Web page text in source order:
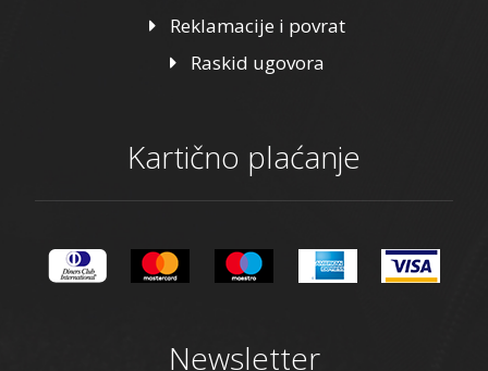
Reklamacije i povrat
Raskid ugovora
Kartično plaćanje
Newsletter